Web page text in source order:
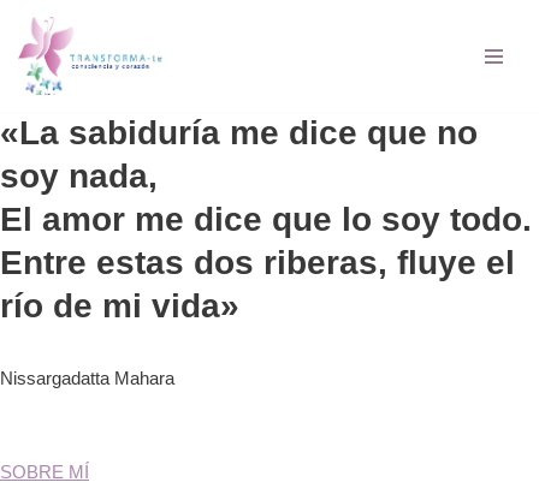
Saltar
al
contenido
«La sabiduría me dice que no
soy nada,
El amor me dice que lo soy todo.
Entre estas dos riberas, fluye el
río de mi vida»
Nissargadatta Mahara
SOBRE MÍ